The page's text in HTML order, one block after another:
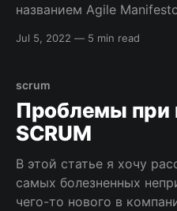
названием Agile
(простота – искусство
технические
получаются у
Документ является
содержанием, но
Jul 5, 2022 — 5 min read
scrum
Проблемы при
SCRUM
В этой статье я хочу
самых болезненных
чего-то нового в